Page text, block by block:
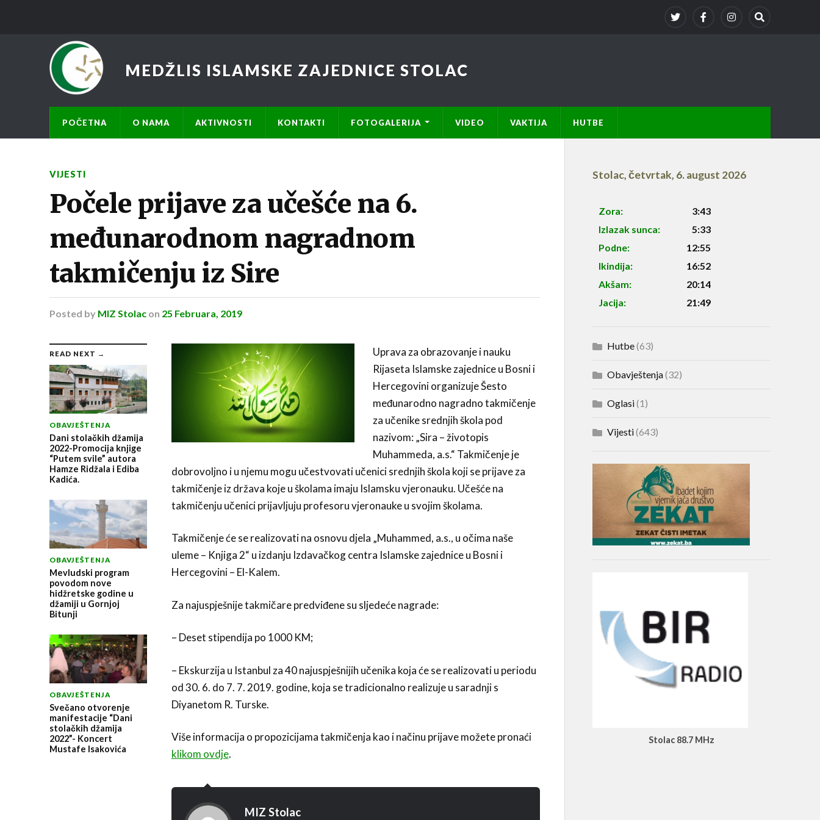
MEDŽLIS ISLAMSKE ZAJEDNICE STOLAC
POČETNA O NAMA AKTIVNOSTI KONTAKTI FOTOGALERIJA VIDEO VAKTIJA HUTBE
VIJESTI
Počele prijave za učešće na 6.
međunarodnom nagradnom
takmičenju iz Sire
Posted by MIZ Stolac on 25 Februara, 2019
READ NEXT →
OBAVJEŠTENJA
Dani stolačkih džamija
2022-Promocija knjige
“Putem svile” autora
Hamze Ridžala i Ediba
Kadića.
OBAVJEŠTENJA
Mevludski program
povodom nove
hidžretske godine u
džamiji u Gornjoj
Bitunji
OBAVJEŠTENJA
Svečano otvorenje
manifestacije “Dani
stolačkih džamija
2022”- Koncert
Mustafe Isakovića
Uprava za obrazovanje i nauku
Rijaseta Islamske zajednice u Bosni i
Hercegovini organizuje Šesto
međunarodno nagradno takmičenje
za učenike srednjih škola pod
nazivom: „Sira – životopis
Muhammeda, a.s.“ Takmičenje je
dobrovoljno i u njemu mogu učestvovati učenici srednjih škola koji se prijave za
takmičenje iz država koje u školama imaju Islamsku vjeronauku. Učešće na
takmičenju učenici prijavljuju profesoru vjeronauke u svojim školama.
Takmičenje će se realizovati na osnovu djela „Muhammed, a.s., u očima naše
uleme – Knjiga 2“ u izdanju Izdavačkog centra Islamske zajednice u Bosni i
Hercegovini – El-Kalem.
Za najuspješnije takmičare predviđene su sljedeće nagrade:
– Deset stipendija po 1000 KM;
– Ekskurzija u Istanbul za 40 najuspješnijih učenika koja će se realizovati u periodu
od 30. 6. do 7. 7. 2019. godine, koja se tradicionalno realizuje u saradnji s
Diyanetom R. Turske.
Više informacija o propozicijama takmičenja kao i načinu prijave možete pronaći
klikom ovdje.
MIZ Stolac
Stolac,četvrtak, 6. august 2026
Zora:
3:43
Izlazak sunca:
5:33
Podne:
12:55
Ikindija:
16:52
Akšam:
20:14
Jacija:
21:49
Hutbe(63)
Obavještenja(32)
Oglasi(1)
Vijesti(643)
Stolac 88.7 MHz